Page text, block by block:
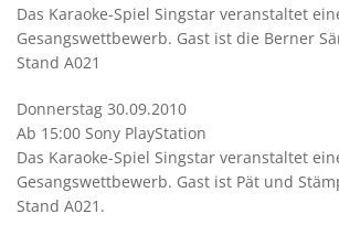
Das Karaoke-Spiel Singstar veranstaltet
Gesangswettbewerb. Gast ist die Berner
Stand A021
Donnerstag 30.09.2010
Ab 15:00 Sony PlayStation
Das Karaoke-Spiel Singstar veranstaltet
Gesangswettbewerb. Gast ist Pät und
Stand A021.